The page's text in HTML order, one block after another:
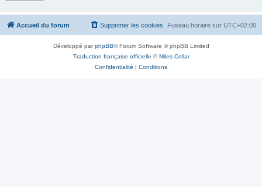
Accueil du forum Fuseau horaire sur UTC+02:00
Supprimer les cookies
Développé parphpBB® Forum Software © phpBB Limited
Traduction française officielle ©Miles Cellar
Confidentialité | Conditions